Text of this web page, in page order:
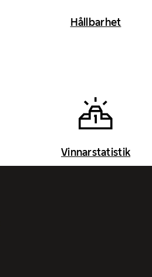
Hållbarhet
Vinnarstatistik